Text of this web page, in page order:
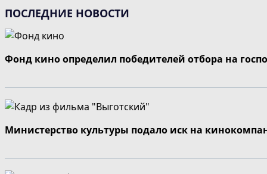
ПОСЛЕДНИЕ НОВОСТИ
Фонд кино определил победителей отбора на
Министерство культуры подало иск на